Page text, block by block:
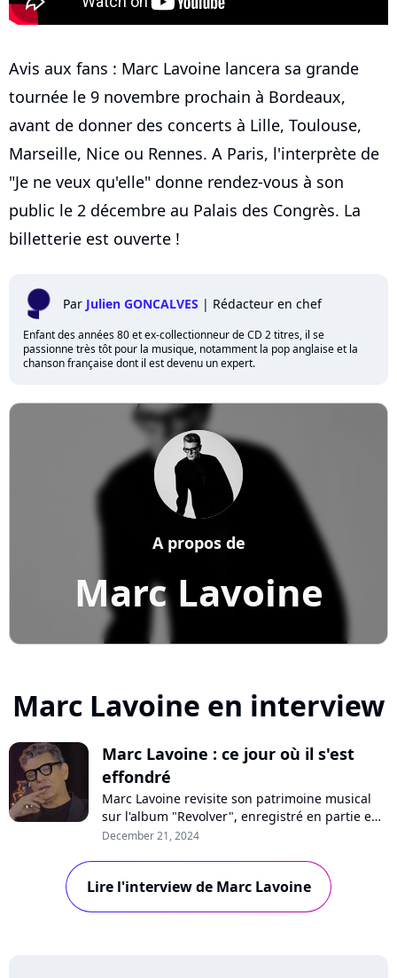
Avis aux fans : Marc Lavoine lancera sa grande
tournée le 9 novembre prochain à Bordeaux,
avant de donner des concerts à Lille, Toulouse,
Marseille, Nice ou Rennes. A Paris, l'interprète de
"Je ne veux qu'elle" donne rendez-vous à son
public le 2 décembre au Palais des Congrès. La
billetterie est ouverte !
Par Julien GONCALVES | Rédacteur en chef
Enfant des années 80 et ex-collectionneur de CD 2 titres, il se
passionne très tôt pour la musique, notamment la pop anglaise et la
chanson française dont il est devenu un expert.
Marc Lavoine
A propos de
Marc Lavoine en interview
Marc Lavoine : ce jour où il s'est
effondré
Marc Lavoine revisite son patrimoine musical
sur l'album "Revolver", enregistré en partie en
Bulgarie. Un voyage qui a saisi au coeur le
format interview "En privé" avec Purecharts.
December 21, 2024
Lire l'interview de Marc Lavoine